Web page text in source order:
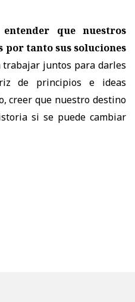
que nuestros
por tanto sus soluciones
trabajar juntos para darles
de principios e ideas
creer que nuestro destino
si se puede cambiar